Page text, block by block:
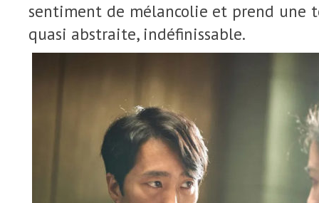
sentiment de mélancolie et prend une
quasi abstraite, indéfinissable.